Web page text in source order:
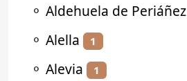
⚬ Aldehuela de Periáñez
⚬ Alella 1
⚬ Alevia 1